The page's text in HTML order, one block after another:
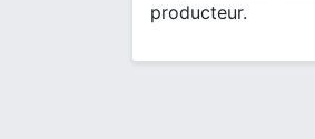
producteur.